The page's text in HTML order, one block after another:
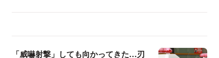
「威嚇射撃」しても向かってきた…刃